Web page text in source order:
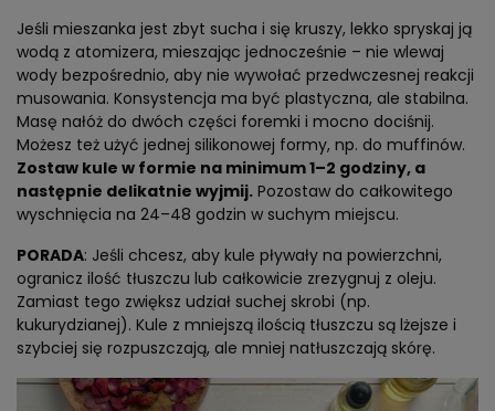
Jeśli mieszanka jest zbyt sucha i się kruszy, lekko spryskaj ją
wodą z atomizera, mieszając jednocześnie – nie wlewaj
wody bezpośrednio, aby nie wywołać przedwczesnej reakcji
musowania. Konsystencja ma być plastyczna, ale stabilna.
Masę nałóż do dwóch części foremki i mocno dociśnij.
Możesz też użyć jednej silikonowej formy, np. do muffinów.
Zostaw kule w formie na minimum 1–2 godziny, a
następnie delikatnie wyjmij. Pozostaw do całkowitego
wyschnięcia na 24–48 godzin w suchym miejscu.
PORADA: Jeśli chcesz, aby kule pływały na powierzchni,
ogranicz ilość tłuszczu lub całkowicie zrezygnuj z oleju.
Zamiast tego zwiększ udział suchej skrobi (np.
kukurydzianej). Kule z mniejszą ilością tłuszczu są lżejsze i
szybciej się rozpuszczają, ale mniej natłuszczają skórę.